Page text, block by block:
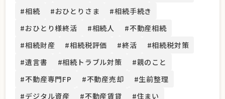
#相続
#おひとりさま
#相続手続き
#おひとり様終活
#相続人
#不動産相続
#相続財産
#相続税評価 #終活
#相続税対策
#遺言書
#相続トラブル対策
#親のこと
#不動産専門FP
#不動産売却
#生前整理
#デジタル資産
#不動産賃貸
#住まい